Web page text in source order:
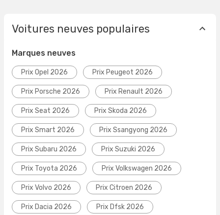
Voitures neuves populaires
Marques neuves
Prix Opel 2026 Prix Peugeot 2026
Prix Porsche 2026 Prix Renault 2026
Prix Seat 2026 Prix Skoda 2026
Prix Smart 2026 Prix Ssangyong 2026
Prix Subaru 2026 Prix Suzuki 2026
Prix Toyota 2026 Prix Volkswagen 2026
Prix Volvo 2026 Prix Citroen 2026
Prix Dacia 2026 Prix Dfsk 2026